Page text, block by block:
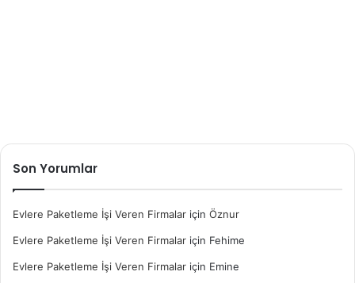
Son Yorumlar
Evlere Paketleme İşi Veren Firmalar için Öznur
Evlere Paketleme İşi Veren Firmalar için Fehime
Evlere Paketleme İşi Veren Firmalar için Emine